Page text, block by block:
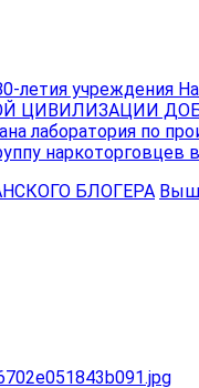
летия учреждения
ЦИВИЛИЗАЦИИ
лаборатория по
БЛОГЕРА